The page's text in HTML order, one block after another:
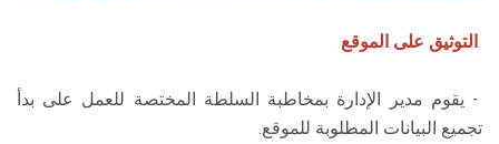
التوثيق على الموقع
- يقوم مدير الإدارة بمخاطبة السلطة المختصة للعمل على بدأ
تجميع البيانات المطلوبة للموقع.